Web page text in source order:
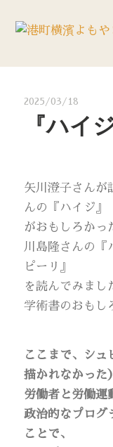
2025/03/18
『ハイ
矢川澄子さんが
んの『ハイジ』
がおもしろかっ
川島隆さんの『
ピーリ』
を読んでみまし
学術書のおもし
ここまで、シュ
描かれなかった）
労働者と労働運
政治的なプログ
ことで、